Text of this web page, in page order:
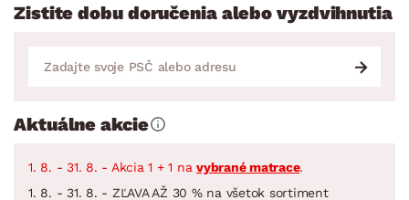
Zistite dobu doručenia alebo vyzdvihnutia
Aktuálne akcie
1. 8. - 31. 8. - Akcia 1 + 1 na vybrané matrace.
1. 8. - 31. 8. - ZĽAVA AŽ 30 % na všetok sortiment